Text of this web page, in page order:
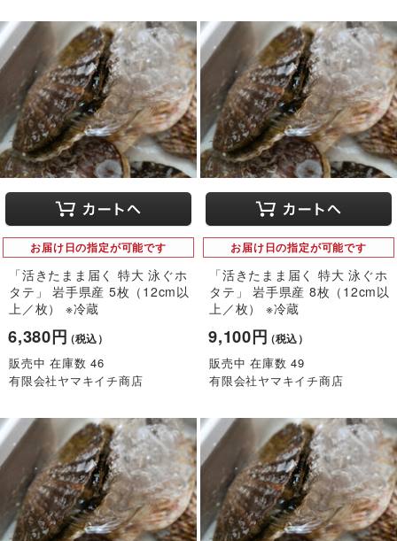
お届け日の指定が可能です
「活きたまま届く 特大 泳ぐホ
タテ」 岩手県産 5枚（12cm以
上／枚） ※冷蔵
6,380円（税込）
販売中 在庫数 46
有限会社ヤマキイチ商店
お届け日の指定が可能です
「活きたまま届く 特大 泳ぐホ
タテ」 岩手県産 8枚（12cm以
上／枚） ※冷蔵
9,100円（税込）
販売中 在庫数 49
有限会社ヤマキイチ商店